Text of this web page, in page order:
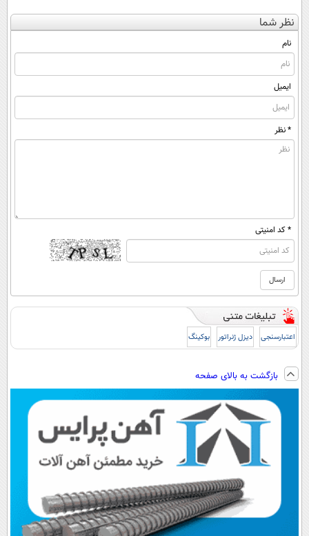
نظر شما
نام
ایمیل
* نظر
* کد امنیتی
اعتبارسنجی دیزل ژنراتور بوکینگ
بازگشت به بالای صفحه